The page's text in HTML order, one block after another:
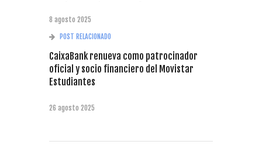
8 agosto 2025
POST RELACIONADO
CaixaBank renueva como patrocinador
oficial y socio financiero del Movistar
Estudiantes
26 agosto 2025